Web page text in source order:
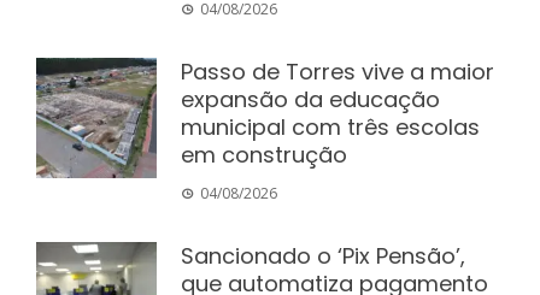
04/08/2026
Passo de Torres vive a maior
expansão da educação
municipal com três escolas
em construção
04/08/2026
Sancionado o ‘Pix Pensão’,
que automatiza pagamento